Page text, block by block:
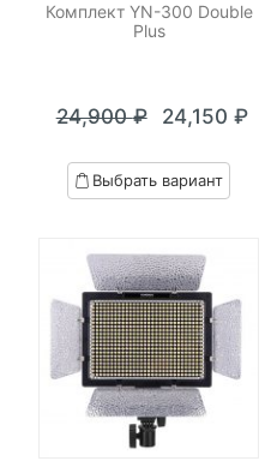
Комплект YN-300 Double
Plus
24,900₽
цена
24,150 ₽
Текущая
цена:
24,150 ₽.
Выбрать вариант